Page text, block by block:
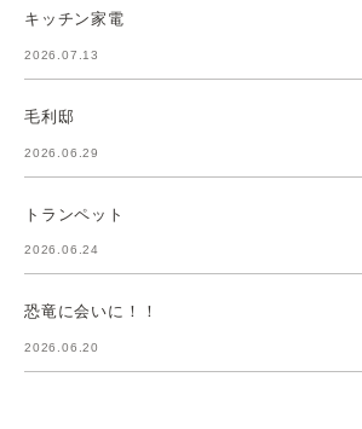
キッチン家電
2026.07.13
毛利邸
2026.06.29
トランペット
2026.06.24
恐竜に会いに！！
2026.06.20